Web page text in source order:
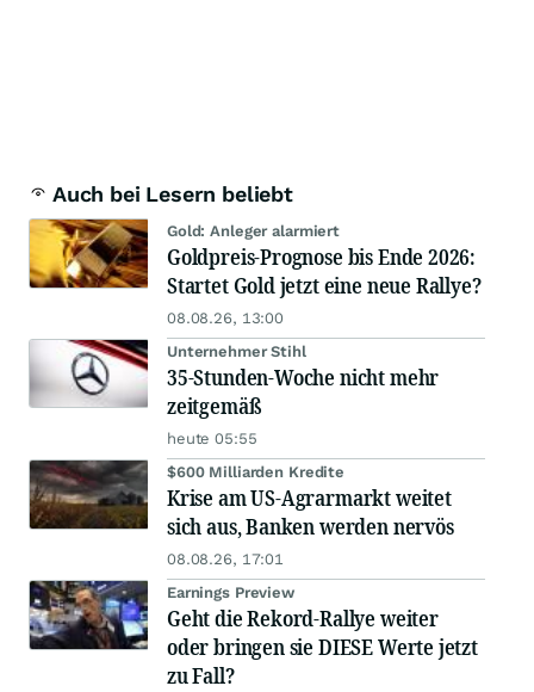
Auch bei Lesern beliebt
Gold: Anleger alarmiert
Goldpreis-Prognose bis Ende 2026:
Startet Gold jetzt eine neue Rallye?
08.08.26, 13:00
Unternehmer Stihl
35-Stunden-Woche nicht mehr
zeitgemäß
heute 05:55
$600 Milliarden Kredite
Krise am US-Agrarmarkt weitet
sich aus, Banken werden nervös
08.08.26, 17:01
Earnings Preview
Geht die Rekord-Rallye weiter
oder bringen sie DIESE Werte jetzt
zu Fall?